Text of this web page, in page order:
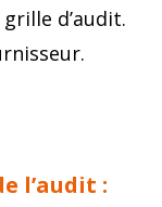
d’audit.
l’audit :